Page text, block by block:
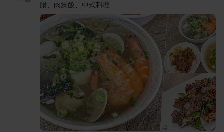
腸、肉燥飯、中式料理